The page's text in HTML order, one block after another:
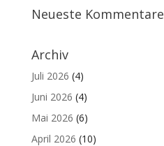
Neueste Kommentare
Archiv
Juli 2026 (4)
Juni 2026 (4)
Mai 2026 (6)
April 2026 (10)